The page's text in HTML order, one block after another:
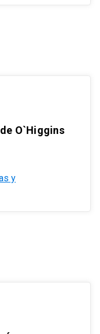
O`Higgins
y